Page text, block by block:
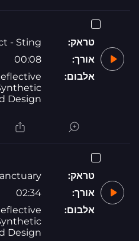
טראק:
- Sting
אורך:
00:08
אלבום:
Design
טראק:
אורך:
02:34
אלבום:
Design